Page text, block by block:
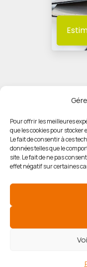
Pour offrir les meilleures
que les cookies pour
Le fait de consentir à ces
données telles que le
site. Le fait de ne pas
effet négatif sur certaines
©